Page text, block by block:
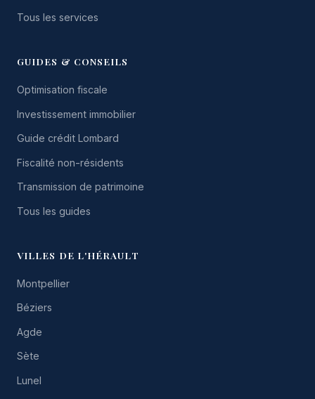
Tous les services
GUIDES & CONSEILS
Optimisation fiscale
Investissement immobilier
Guide crédit Lombard
Fiscalité non-résidents
Transmission de patrimoine
Tous les guides
VILLES DE L'HÉRAULT
Montpellier
Béziers
Agde
Sète
Lunel